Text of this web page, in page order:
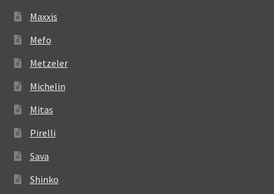
Maxxis
Mefo
Metzeler
Michelin
Mitas
Pirelli
Sava
Shinko